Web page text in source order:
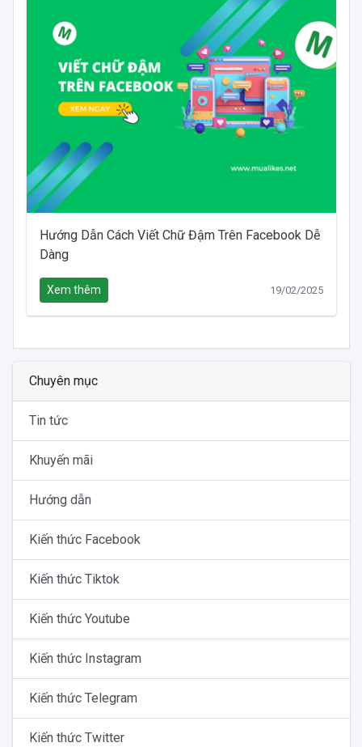
Hướng Dẫn Cách Viết Chữ Đậm Trên Facebook Dễ
Dàng
Xem thêm 19/02/2025
Chuyên mục
Tin tức
Khuyến mãi
Hướng dẫn
Kiến thức Facebook
Kiến thức Tiktok
Kiến thức Youtube
Kiến thức Instagram
Kiến thức Telegram
Kiến thức Twitter